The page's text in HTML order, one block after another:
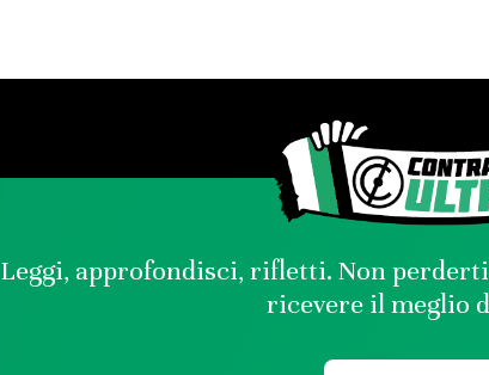
Leggi, approfondisci, rifletti. Non
ricevere il meglio